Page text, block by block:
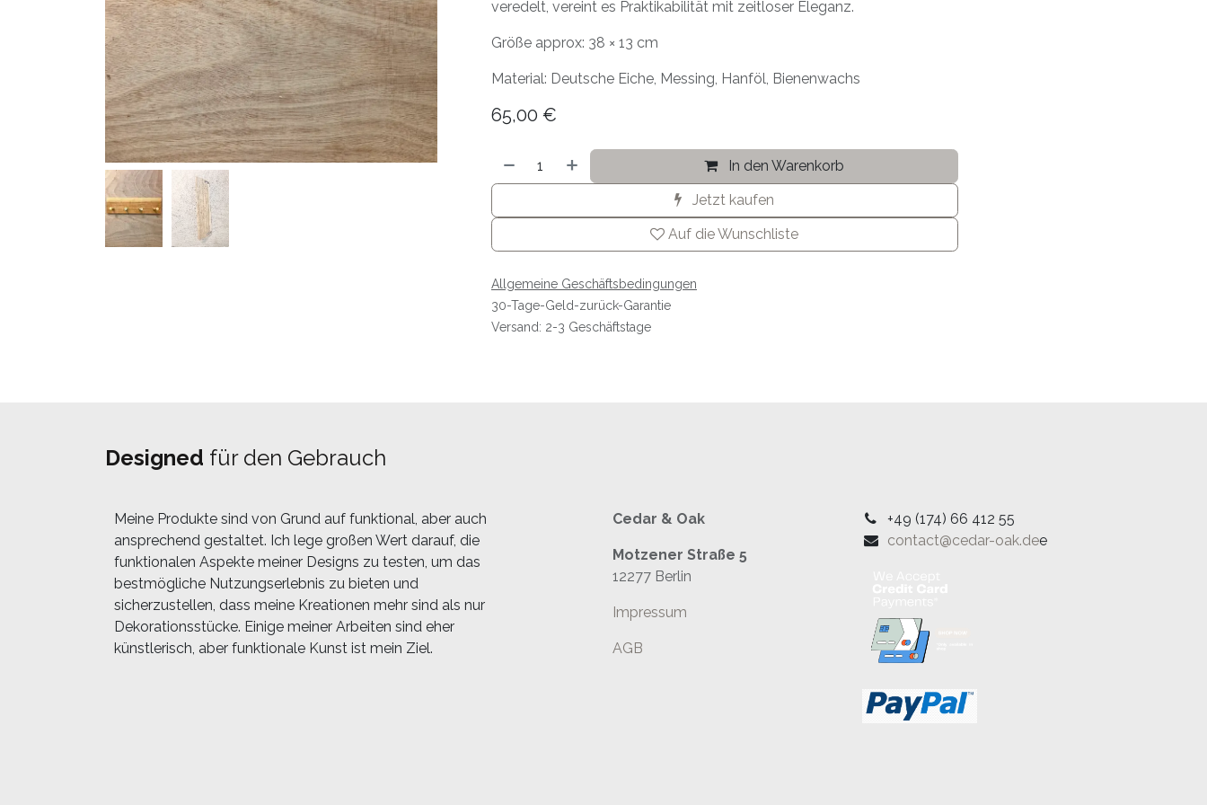
veredelt, vereint es Praktikabilität mit zeitloser Eleganz.
Größe approx: 38 × 13 cm
Material: Deutsche Eiche, Messing, Hanföl, Bienenwachs
65,00 €
In den Warenkorb
Jetzt kaufen
Auf die Wunschliste
Allgemeine Geschäftsbedingungen
30-Tage-Geld-zurück-Garantie
Versand: 2-3 Geschäftstage
Designed für den Gebrauch
Meine Produkte sind von Grund auf funktional, aber auch
ansprechend gestaltet. Ich lege großen Wert darauf, die
funktionalen Aspekte meiner Designs zu testen, um das
bestmögliche Nutzungserlebnis zu bieten und
sicherzustellen, dass meine Kreationen mehr sind als nur
Dekorationsstücke. Einige meiner Arbeiten sind eher
künstlerisch, aber funktionale Kunst ist mein Ziel.
Cedar & Oak
Motzener Straße 5
12277 Berlin
Impressum
AGB
+49 (174) 66 412 55
contact@cedar-oak.dee